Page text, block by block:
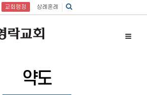
교회행정 상례혼례
약도